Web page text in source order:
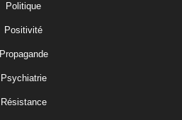
Politique
Positivité
Propagande
Psychiatrie
Résistance